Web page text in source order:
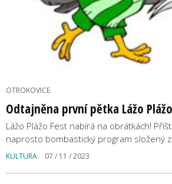
OTROKOVICE
Odtajněna první pětka Lážo
Lážo Plážo Fest nabírá na obrátkách!
naprosto bombastický program složený
KULTURA 07 / 11 / 2023